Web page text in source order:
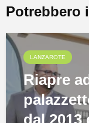
Potrebbero
LANZAROTE
Riapre
dal